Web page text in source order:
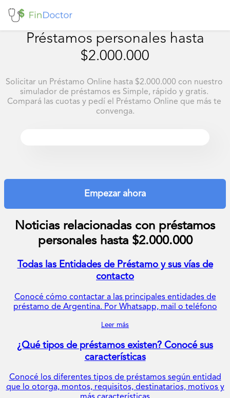
Préstamos personales hasta
$2.000.000
Solicitar un Préstamo Online hasta $2.000.000 con nuestro
simulador de préstamos es Simple, rápido y gratis.
Compará las cuotas y pedí el Préstamo Online que más te
convenga.
Empezar ahora
Noticias relacionadas con préstamos
personales hasta $2.000.000
Todas las Entidades de Préstamo y sus vías de
contacto
Conocé cómo contactar a las principales entidades de
préstamo de Argentina. Por Whatsapp, mail o teléfono
Leer más
¿Qué tipos de préstamos existen? Conocé sus
características
Conocé los diferentes tipos de préstamos según entidad
que lo otorga, montos, requisitos, destinatarios, motivos y